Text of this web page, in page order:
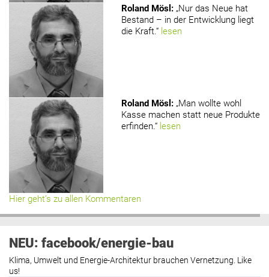
Roland Mösl : „Nur das Neue hat
Bestand – in der Entwicklung liegt
die Kraft.“ lesen
Roland Mösl : „Man wollte wohl
Kasse machen statt neue Produkte
erfinden.“ lesen
Hier geht’s zu allen Kommentaren
NEU: facebook/energie-bau
Klima, Umwelt und Energie-Architektur brauchen Vernetzung. Like
us!